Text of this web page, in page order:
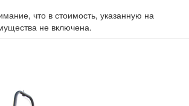
что в стоимость, указанную на
не включена.